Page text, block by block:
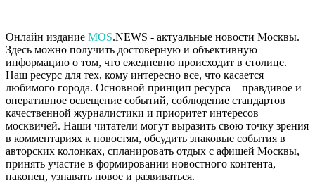
Онлайн издание MOS.NEWS - актуальные новости Москвы.
Здесь можно получить достоверную и объективную
информацию о том, что ежедневно происходит в столице.
Наш ресурс для тех, кому интересно все, что касается
любимого города. Основной принцип ресурса – правдивое и
оперативное освещение событий, соблюдение стандартов
качественной журналистики и приоритет интересов
москвичей. Наши читатели могут выразить свою точку зрения
в комментариях к новостям, обсудить знаковые события в
авторских колонках, спланировать отдых с афишей Москвы,
принять участие в формировании новостного контента,
наконец, узнавать новое и развиваться.